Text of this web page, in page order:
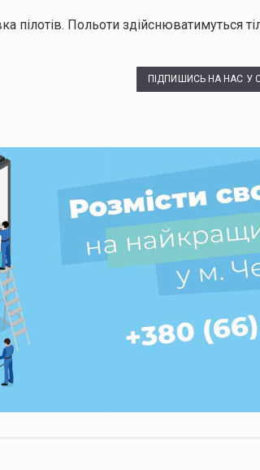
пілотів. Польоти здійснюватимуться
ПІДПИШИСЬ НА НАС У